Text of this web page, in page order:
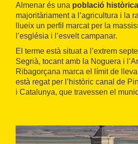
Almenar és una població històrica
majoritàriament a l’agricultura i la
llueix un perfil marcat per la
l’església i l’esvelt campanar.
El terme està situat a l’extrem
Segrià, tocant amb la Noguera i
Ribagorçana marca el límit de
està regat per l’històric canal de
i Catalunya, que travessen el